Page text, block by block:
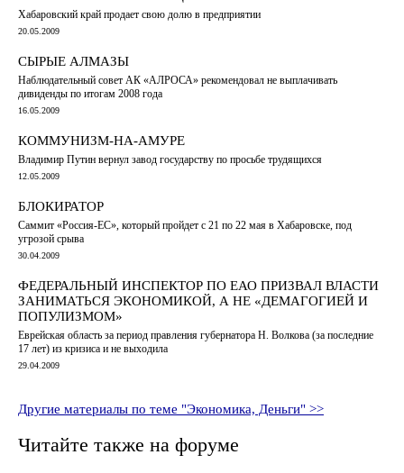
Хабаровский край продает свою долю в предприятии
20.05.2009
СЫРЫЕ АЛМАЗЫ
Наблюдательный совет АК «АЛРОСА» рекомендовал не выплачивать
дивиденды по итогам 2008 года
16.05.2009
КОММУНИЗМ-НА-АМУРЕ
Владимир Путин вернул завод государству по просьбе трудящихся
12.05.2009
БЛОКИРАТОР
Саммит «Россия-ЕС», который пройдет с 21 по 22 мая в Хабаровске, под
угрозой срыва
30.04.2009
ФЕДЕРАЛЬНЫЙ ИНСПЕКТОР ПО ЕАО ПРИЗВАЛ ВЛАСТИ
ЗАНИМАТЬСЯ ЭКОНОМИКОЙ, А НЕ «ДЕМАГОГИЕЙ И
ПОПУЛИЗМОМ»
Еврейская область за период правления губернатора Н. Волкова (за последние
17 лет) из кризиса и не выходила
29.04.2009
Другие материалы по теме "Экономика, Деньги" >>
Читайте также на форуме